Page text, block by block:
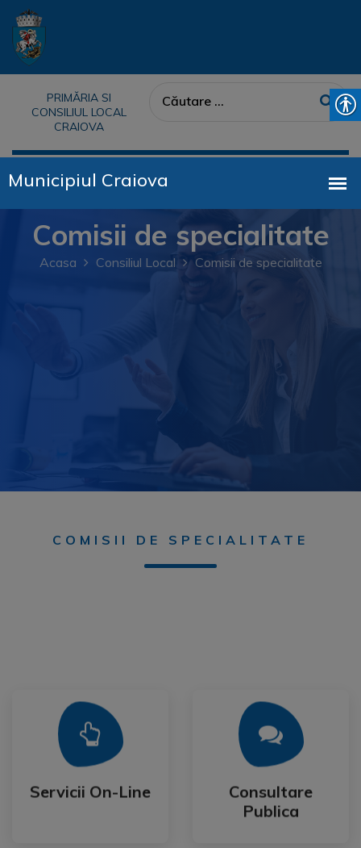
PRIMĂRIA SI
CONSILIUL LOCAL
CRAIOVA
Comisii de specialitate
Acasa Consiliul Local Comisii de specialitate
COMISII DE SPECIALITATE
Servicii On-Line
Servicii On-Line
Mai Mult
Consultare
Publica
Consultare
Publica
Mai Mult